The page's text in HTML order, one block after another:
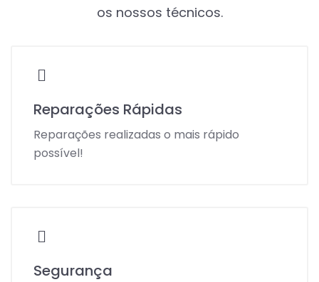
os nossos técnicos.
Reparações Rápidas
Reparações realizadas o mais rápido
possível!
Segurança